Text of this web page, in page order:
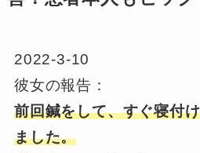
2022-3-10
彼女の報告：
前回鍼をして、すぐ寝付
ました。